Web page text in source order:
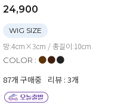
24,900
WIG SIZE
망:4cm×3cm / 총길이:10cm
COLOR : ● ● ●
87개 구매중 리뷰 : 3개